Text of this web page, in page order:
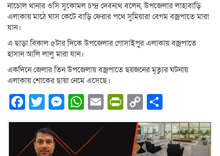
নাচোল থানার ওসি সুকোমল চন্দ্র দেবনাথ বলেন, উপজেলার লাহাবাড়ি
এলাকায় মাঠে ঘাস কেটে বাড়ি ফেরার পথে সুমিয়ারা বেগম বজ্রপাতে মারা
যান।
এ ছাড়া বিকাল ৫টার দিকে উপজেলার গোসাইপুর এলাকায় বজ্রপাতে
হাসান আলি লালু মারা যান।
একদিনে জেলার তিন উপজেলায় বজ্রপাতে ছয়জনের মৃত্যুর ঘটনায়
এলাকায় শোকের ছায়া নেমে এসেছে।
Facebook
Twitter
Messenger
WhatsApp
EmailPrintFriendly
Copy
Link